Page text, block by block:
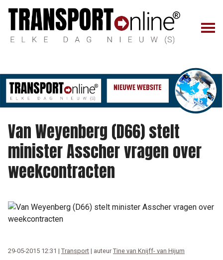
Van Weyenberg (D66) stelt
minister Asscher vragen over
weekcontracten
29-05-2015 12:31 | Transport | auteur Tine van Knijff- van Hijum